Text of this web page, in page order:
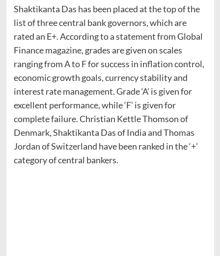
Shaktikanta Das has been placed at the top of the
list of three central bank governors, which are
rated an E+. According to a statement from Global
Finance magazine, grades are given on scales
ranging from A to F for success in inflation control,
economic growth goals, currency stability and
interest rate management. Grade ‘A’ is given for
excellent performance, while ‘F’ is given for
complete failure. Christian Kettle Thomson of
Denmark, Shaktikanta Das of India and Thomas
Jordan of Switzerland have been ranked in the ‘+’
category of central bankers.